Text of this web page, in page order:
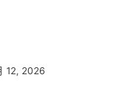
12, 2026